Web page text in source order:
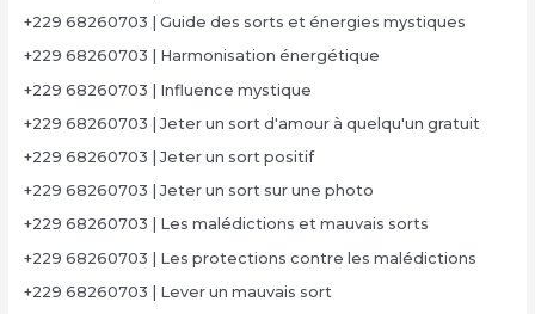
+229 68260703 | Guide des sorts et énergies mystiques
+229 68260703 | Harmonisation énergétique
+229 68260703 | Influence mystique
+229 68260703 | Jeter un sort d'amour à quelqu'un gratuit
+229 68260703 | Jeter un sort positif
+229 68260703 | Jeter un sort sur une photo
+229 68260703 | Les malédictions et mauvais sorts
+229 68260703 | Les protections contre les malédictions
+229 68260703 | Lever un mauvais sort